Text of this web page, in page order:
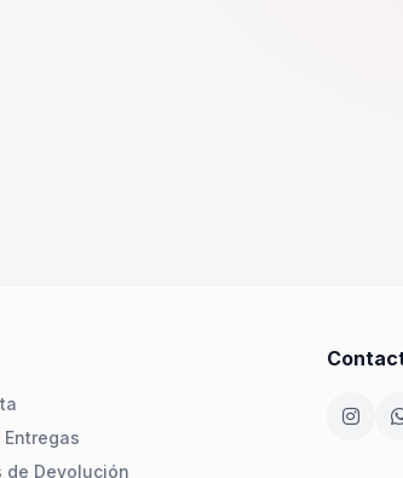
Entregas
de Devolución